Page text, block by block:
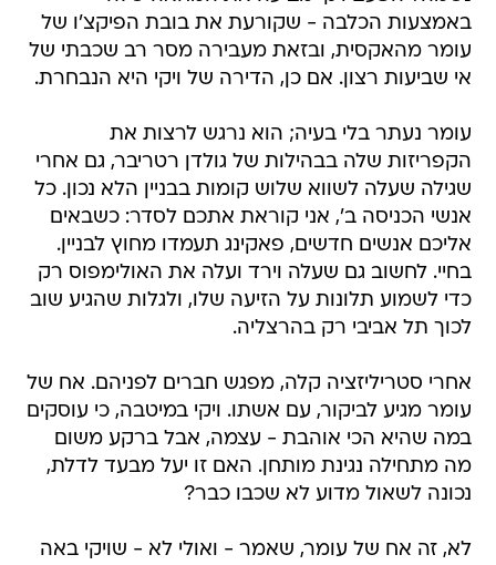
באמצעות הכלבה - שקורעת את בובת הפיקצ'ו של
עומר מהאקסית, ובזאת מעבירה מסר רב שכבתי של
אי שביעות רצון. אם כן, הדירה של ויקי היא הנבחרת.
עומר נעתר בלי בעיה; הוא נרגש לרצות את
הקפריזות שלה בבהילות של גולדן רטריבר, גם אחרי
שגילה שעלה לשווא שלוש קומות בבניין הלא נכון. כל
אנשי הכניסה ב', אני קוראת אתכם לסדר: כשבאים
אליכם אנשים חדשים, פאקינג תעמדו מחוץ לבניין.
בחיי. לחשוב גם שעלה וירד ועלה את האולימפוס רק
כדי לשמוע תלונות על הזיעה שלו, ולגלות שהגיע שוב
לכוך תל אביבי רק בהרצליה.
אחרי סטריליזציה קלה, מפגש חברים לפניהם. אח של
עומר מגיע לביקור, עם אשתו. ויקי במיטבה, כי עוסקים
במה שהיא הכי אוהבת - עצמה, אבל ברקע משום
מה מתחילה נגינת מותחן. האם זו יעל מבעד לדלת,
נכונה לשאול מדוע לא שכבו כבר?
לא, זה אח של עומר, שאמר - ואולי לא - שויקי באה